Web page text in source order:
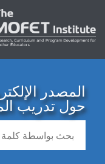
المصدر
حول تدريب